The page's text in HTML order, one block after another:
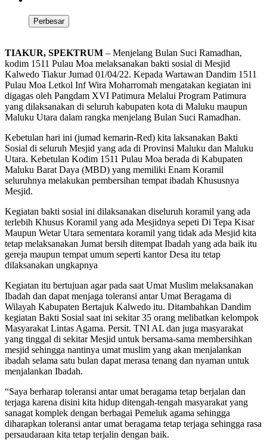
Perbesar
TIAKUR, SPEKTRUM – Menjelang Bulan Suci Ramadhan,
kodim 1511 Pulau Moa melaksanakan bakti sosial di Mesjid
Kalwedo Tiakur Jumad 01/04/22. Kepada Wartawan Dandim 1511
Pulau Moa Letkol Inf Wira Moharromah mengatakan kegiatan ini
digagas oleh Pangdam XVI Patimura Melalui Program Patimura
yang dilaksanakan di seluruh kabupaten kota di Maluku maupun
Maluku Utara dalam rangka menjelang Bulan Suci Ramadhan.
Kebetulan hari ini (jumad kemarin-Red) kita laksanakan Bakti
Sosial di seluruh Mesjid yang ada di Provinsi Maluku dan Maluku
Utara. Kebetulan Kodim 1511 Pulau Moa berada di Kabupaten
Maluku Barat Daya (MBD) yang memiliki Enam Koramil
seluruhnya melakukan pembersihan tempat ibadah Khususnya
Mesjid.
Kegiatan bakti sosial ini dilaksanakan diseluruh koramil yang ada
terlebih Khusus Koramil yang ada Mesjidnya sepeti Di Tepa Kisar
Maupun Wetar Utara sementara koramil yang tidak ada Mesjid kita
tetap melaksanakan Jumat bersih ditempat Ibadah yang ada baik itu
gereja maupun tempat umum seperti kantor Desa itu tetap
dilaksanakan ungkapnya
Kegiatan itu bertujuan agar pada saat Umat Muslim melaksanakan
Ibadah dan dapat menjaga toleransi antar Umat Beragama di
Wilayah Kabupaten Bertajuk Kalwedo itu. Ditambahkan Dandim
kegiatan Bakti Sosial saat ini sekitar 35 orang melibatkan kelompok
Masyarakat Lintas Agama. Persit. TNI AL dan juga masyarakat
yang tinggal di sekitar Mesjid untuk bersama-sama membersihkan
mesjid sehingga nantinya umat muslim yang akan menjalankan
ibadah selama satu bulan dapat merasa tenang dan nyaman untuk
menjalankan Ibadah.
“Saya berharap toleransi antar umat beragama tetap berjalan dan
terjaga karena disini kita hidup ditengah-tengah masyarakat yang
sanagat komplek dengan berbagai Pemeluk agama sehingga
diharapkan toleransi antar umat beragama tetap terjaga sehingga rasa
persaudaraan kita tetap terjalin dengan baik.